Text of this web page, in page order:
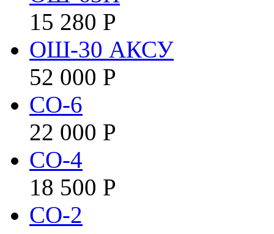
15 280 Р
ОШ-30 АКСУ
52 000 Р
СО-6
22 000 Р
СО-4
18 500 Р
СО-2